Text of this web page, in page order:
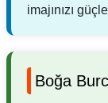
imajınızı
Boğa